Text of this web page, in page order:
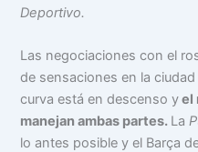
Deportivo.
Las negociaciones con el
de sensaciones en la
curva está en descenso yel
manejan ambas partes. La
lo antes posible y el Barça